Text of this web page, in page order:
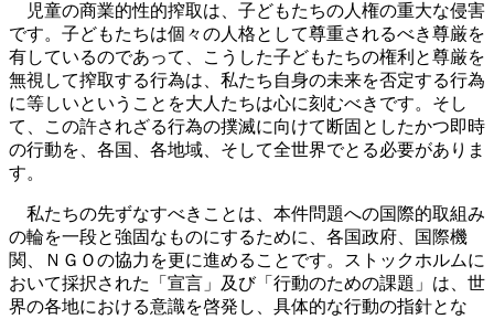
児童の商業的性的搾取は、子どもたちの人権の重大な侵害
です。子どもたちは個々の人格として尊重されるべき尊厳を
有しているのであって、こうした子どもたちの権利と尊厳を
無視して搾取する行為は、私たち自身の未来を否定する行為
に等しいということを大人たちは心に刻むべきです。そし
て、この許されざる行為の撲滅に向けて断固としたかつ即時
の行動を、各国、各地域、そして全世界でとる必要がありま
す。
私たちの先ずなすべきことは、本件問題への国際的取組み
の輪を一段と強固なものにするために、各国政府、国際機
関、ＮＧＯの協力を更に進めることです。ストックホルムに
おいて採択された「宣言」及び「行動のための課題」は、世
界の各地における意識を啓発し、具体的な行動の指針とな